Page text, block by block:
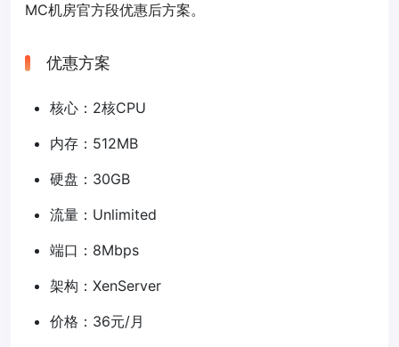
MC机房官方段优惠后方案。
优惠方案
核心：2核CPU
内存：512MB
硬盘：30GB
流量：Unlimited
端口：8Mbps
架构：XenServer
价格：36元/月